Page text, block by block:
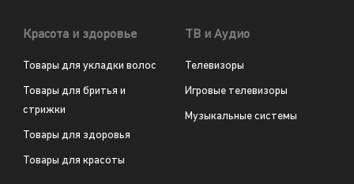
Красота и здоровье
Товары для укладки волос
Товары для бритья и
стрижки
Товары для здоровья
Товары для красоты
ТВ и Аудио
Телевизоры
Игровые телевизоры
Музыкальные системы